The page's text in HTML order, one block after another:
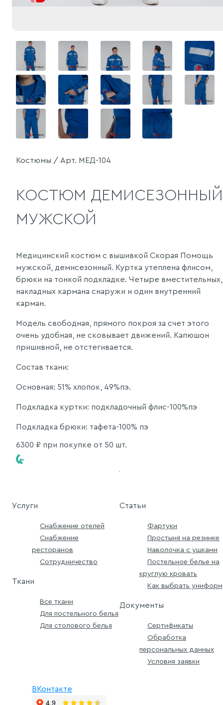
Костюмы / Арт. МЕД-104
КОСТЮМ ДЕМИСЕЗОННЫЙ
МУЖСКОЙ
Медицинский костюм с вышивкой Скорая Помощь
мужской, демисезонный. Куртка утеплена флисом,
брюки на тонкой подкладке. Четыре вместительных,
накладных кармана снаружи и один внутренний
карман.
Модель свободная, прямого покроя за счет этого
очень удобная, не сковывает движений. Капюшон
пришивной, не отстегивается.
Состав ткани:
Основная: 51% хлопок, 49%пэ.
Подкладка куртки: подкладочный флис-100%пэ
Подкладка брюки: тафета-100% пэ
6300 ₽ при покупке от 50 шт.
Услуги
Снабжение отелей
Снабжение
ресторанов
Сотрудничество
Ткани
Все ткани
Для постельного белья
Для столового белья
Статьи
Фартуки
Простыня на резинке
Наволочка с ушками
Постельное белье на
круглую кровать
Как выбрать
Документы
Сертификаты
Обработка
персональных данных
Условия заявки
ВКонтакте